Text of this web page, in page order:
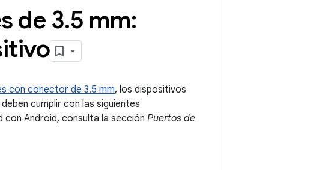
de 3.5 mm:
con conector de 3.5 mm, los dispositivos
cumplir con las siguientes
Android, consulta la sección Puertos de